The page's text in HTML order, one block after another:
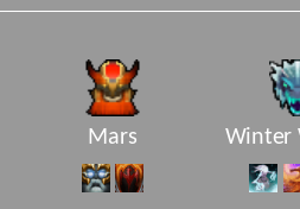
Mars Winter